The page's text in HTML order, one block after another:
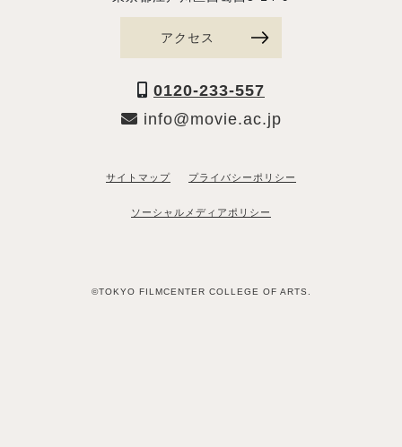
アクセス
0120-233-557
info@movie.ac.jp
サイトマップ プライバシーポリシー
ソーシャルメディアポリシー
©TOKYO FILMCENTER COLLEGE OF ARTS.